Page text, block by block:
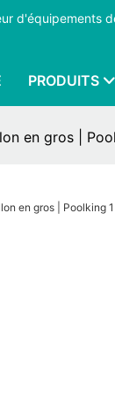
d'équipements
PRODUITS
en gros |